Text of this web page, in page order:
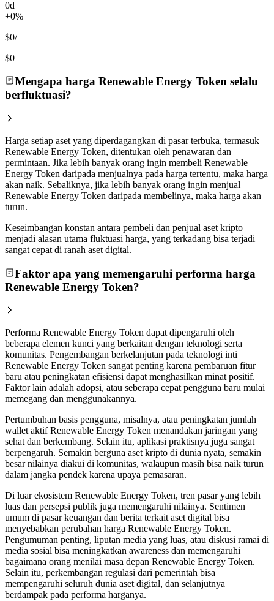
0d
+0%
$0/
$0
Mengapa harga Renewable Energy Token selalu
berfluktuasi?
Harga setiap aset yang diperdagangkan di pasar terbuka, termasuk
Renewable Energy Token, ditentukan oleh penawaran dan
permintaan. Jika lebih banyak orang ingin membeli Renewable
Energy Token daripada menjualnya pada harga tertentu, maka harga
akan naik. Sebaliknya, jika lebih banyak orang ingin menjual
Renewable Energy Token daripada membelinya, maka harga akan
turun.
Keseimbangan konstan antara pembeli dan penjual aset kripto
menjadi alasan utama fluktuasi harga, yang terkadang bisa terjadi
sangat cepat di ranah aset digital.
Faktor apa yang memengaruhi performa harga
Renewable Energy Token?
Performa Renewable Energy Token dapat dipengaruhi oleh
beberapa elemen kunci yang berkaitan dengan teknologi serta
komunitas. Pengembangan berkelanjutan pada teknologi inti
Renewable Energy Token sangat penting karena pembaruan fitur
baru atau peningkatan efisiensi dapat menghasilkan minat positif.
Faktor lain adalah adopsi, atau seberapa cepat pengguna baru mulai
memegang dan menggunakannya.
Pertumbuhan basis pengguna, misalnya, atau peningkatan jumlah
wallet aktif Renewable Energy Token menandakan jaringan yang
sehat dan berkembang. Selain itu, aplikasi praktisnya juga sangat
berpengaruh. Semakin berguna aset kripto di dunia nyata, semakin
besar nilainya diakui di komunitas, walaupun masih bisa naik turun
dalam jangka pendek karena upaya pemasaran.
Di luar ekosistem Renewable Energy Token, tren pasar yang lebih
luas dan persepsi publik juga memengaruhi nilainya. Sentimen
umum di pasar keuangan dan berita terkait aset digital bisa
menyebabkan perubahan harga Renewable Energy Token.
Pengumuman penting, liputan media yang luas, atau diskusi ramai di
media sosial bisa meningkatkan awareness dan memengaruhi
bagaimana orang menilai masa depan Renewable Energy Token.
Selain itu, perkembangan regulasi dari pemerintah bisa
mempengaruhi seluruh dunia aset digital, dan selanjutnya
berdampak pada performa harganya.